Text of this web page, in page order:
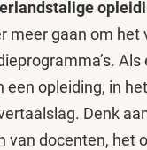
meer gaan om
een opleiding, in
Denk
van docenten, het